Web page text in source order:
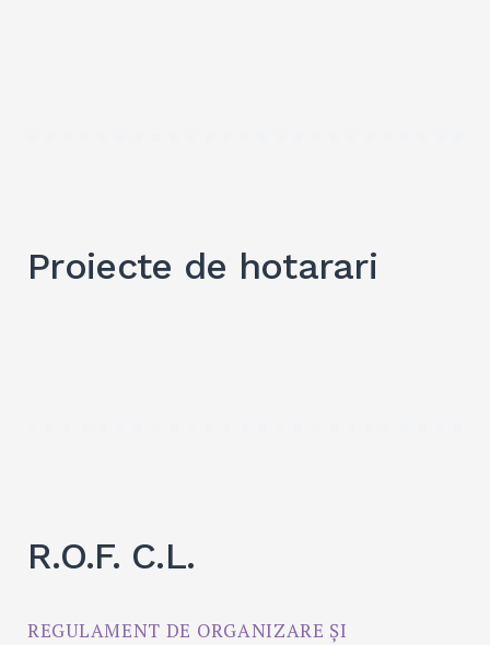
Proiecte de hotarari
R.O.F. C.L.
REGULAMENT DE ORGANIZARE ȘI